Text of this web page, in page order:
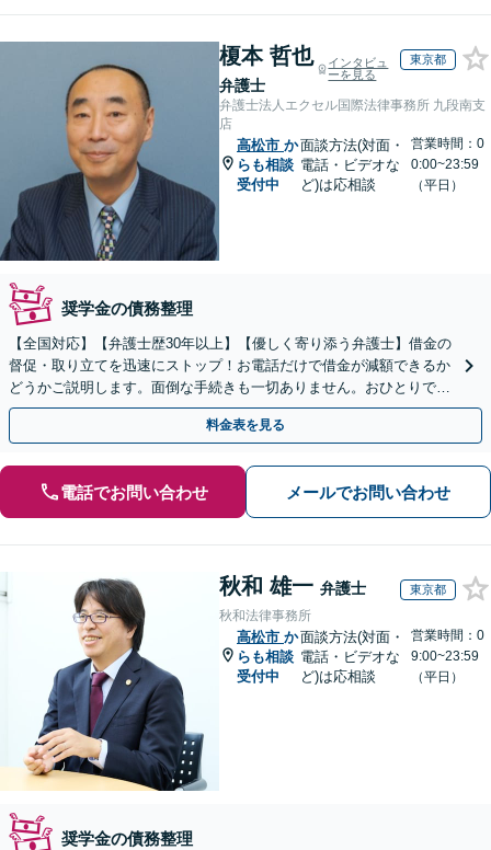
榎本 哲也
弁護士
インタビュ
ーを見る
東京都
弁護士法人エクセル国際法律事務所 九段南支
店
高松市 か
らも相談
受付中
面談方法(対面・
電話・ビデオな
ど)は応相談
営業時間：0
0:00~23:59
（平日）
奨学金の債務整理
【全国対応】【弁護士歴30年以上】【優しく寄り添う弁護士】借金の
督促・取り立てを迅速にストップ！お電話だけで借金が減額できるか
どうかご説明します。面倒な手続きも一切ありません。おひとりで悩
まず、お気軽にご相談ください。【電話相談可】
料金表を見る
電話でお問い合わせ メールでお問い合わせ
秋和 雄一 弁護士 東京都
秋和法律事務所
高松市 か
らも相談
受付中
面談方法(対面・
電話・ビデオな
ど)は応相談
営業時間：0
9:00~23:59
（平日）
奨学金の債務整理